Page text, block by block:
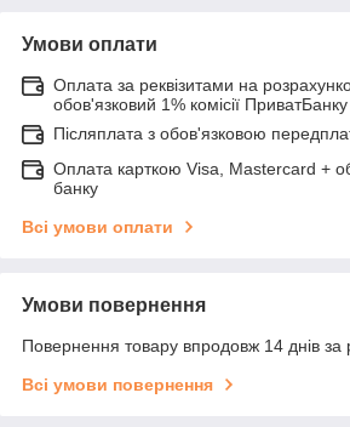
Умови оплати
Оплата за реквізитами на
обов'язковий 1% комісії ПриватБанку
Післяплата з обов'язковою
Оплата карткою Visa, Mastercard +
банку
Всі умови оплати
Умови повернення
Повернення товару впродовж 14 днів за
Всі умови повернення